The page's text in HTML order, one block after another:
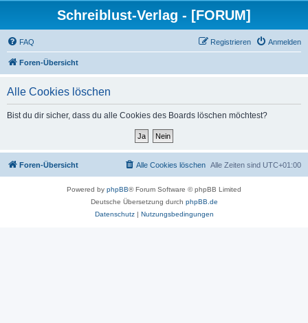
Schreiblust-Verlag - [FORUM]
FAQ Anmelden
Registrieren
Foren-Übersicht
Alle Cookies löschen
Bist du dir sicher, dass du alle Cookies des Boards löschen möchtest?
Foren-Übersicht Alle Zeiten sind UTC+01:00
Alle Cookies löschen
Powered by phpBB® Forum Software © phpBB Limited
Deutsche Übersetzung durch phpBB.de
Datenschutz| Nutzungsbedingungen